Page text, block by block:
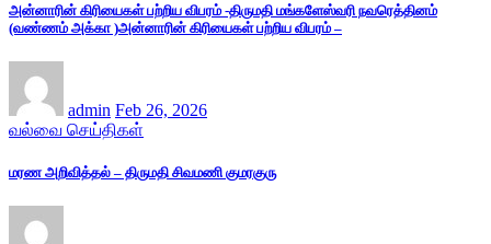
அன்னாரின் கிரியைகள் பற்றிய விபரம் -திருமதி மங்களேஸ்வரி நவரெத்தினம்
(வண்ணம் அக்கா )அன்னாரின் கிரியைகள் பற்றிய விபரம் –
admin Feb 26, 2026
வல்வை செய்திகள்
மரண அறிவித்தல் – திருமதி சிவமணி குமரகுரு